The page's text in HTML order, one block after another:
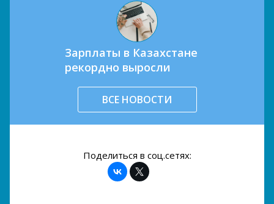
Зарплаты в Казахстане
рекордно выросли
ВСЕ НОВОСТИ
Поделиться в соц.сетях: